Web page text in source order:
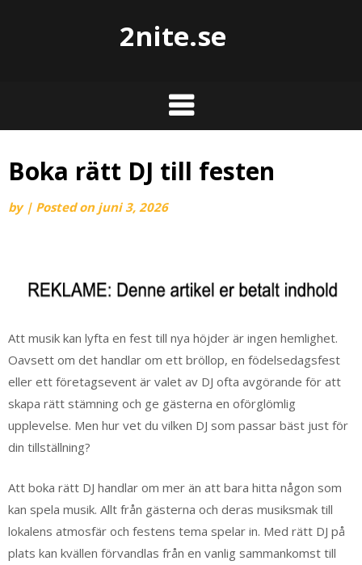
2nite.se
Boka rätt DJ till festen
by | Posted on juni 3, 2026
Att musik kan lyfta en fest till nya höjder är ingen hemlighet.
Oavsett om det handlar om ett bröllop, en födelsedagsfest
eller ett företagsevent är valet av DJ ofta avgörande för att
skapa rätt stämning och ge gästerna en oförglömlig
upplevelse. Men hur vet du vilken DJ som passar bäst just för
din tillställning?
Att boka rätt DJ handlar om mer än att bara hitta någon som
kan spela musik. Allt från gästerna och deras musiksmak till
lokalens atmosfär och festens tema spelar in. Med rätt DJ på
plats kan kvällen förvandlas från en vanlig sammankomst till